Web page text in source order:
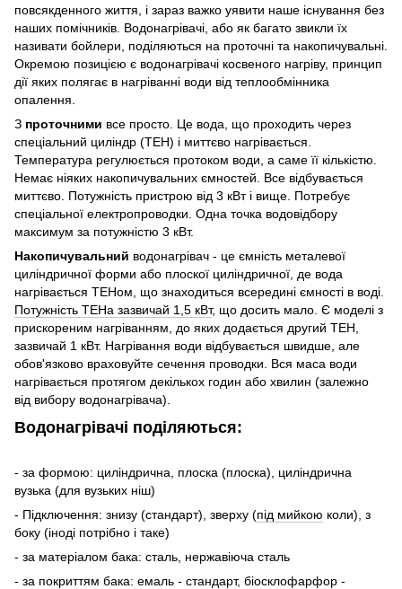
повсякденного життя, і зараз важко уявити наше існування без
наших помічників. Водонагрівачі, або як багато звикли їх
називати бойлери, поділяються на проточні та накопичувальні.
Окремою позицією є водонагрівачі косвеного нагріву, принцип
дії яких полягає в нагріванні води від теплообмінника
опалення.
З проточними все просто. Це вода, що проходить через
спеціальний циліндр (ТЕН) і миттєво нагрівається.
Температура регулюється протоком води, а саме її кількістю.
Немає ніяких накопичувальних ємностей. Все відбувається
миттєво. Потужність пристрою від 3 кВт і вище. Потребує
спеціальної електропроводки. Одна точка водовідбору
максимум за потужністю 3 кВт.
Накопичувальний водонагрівач - це ємність металевої
циліндричної форми або плоскої циліндричної, де вода
нагрівається ТЕНом, що знаходиться всередині ємності в воді.
Потужність ТЕНа зазвичай 1,5 кВт, що досить мало. Є моделі з
прискореним нагріванням, до яких додається другий ТЕН,
зазвичай 1 кВт. Нагрівання води відбувається швидше, але
обов'язково враховуйте сечення проводки. Вся маса води
нагрівається протягом декількох годин або хвилин (залежно
від вибору водонагрівача).
Водонагрівачі поділяються:
- за формою: циліндрична, плоска (плоска), циліндрична
вузька (для вузьких ніш)
- Підключення: знизу (стандарт), зверху (під мийкою коли), з
боку (іноді потрібно і таке)
- за матеріалом бака: сталь, нержавіюча сталь
- за покриттям бака: емаль - стандарт, біосклофарфор -